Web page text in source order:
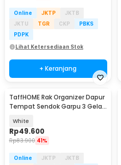
Online JKTP
JKTB
JKTU
TGR CKP
PBKS
PDPK
Lihat Ketersediaan Stok
+ Keranjang
TaffHOME Rak Organizer Dapur
Tempat Sendok Garpu 3 Gelas
White
Rp49.600
Rp83.900 41%
Online JKTP
JKTB